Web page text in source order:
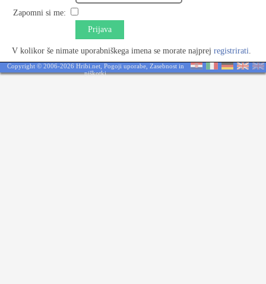
Zapomni si me:
Prijava
V kolikor še nimate uporabniškega imena se morate najprej registrirati.
Copyright © 2006-2026 Hribi.net, Pogoji uporabe, Zasebnost in
piškotki